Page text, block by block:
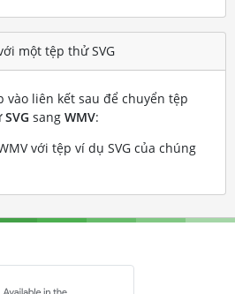
một tệp thử SVG
vào liên kết sau để chuyển tệp
SVG sang WMV:
với tệp ví dụ SVG của chúng